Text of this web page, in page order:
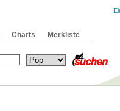
Charts Merkliste